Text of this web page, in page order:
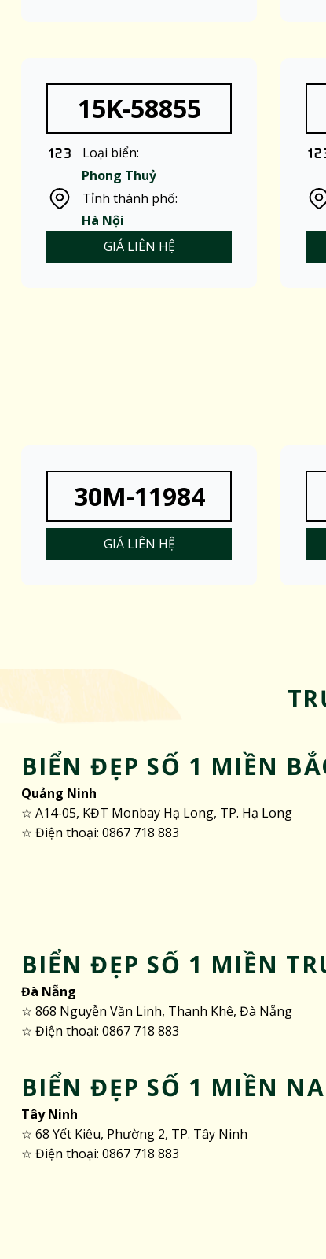
15K-58855
Loại biển:
Phong Thuỷ
Tỉnh thành phố:
Hà Nội
GIÁ LIÊN HỆ
30M-11984
GIÁ LIÊN HỆ
BIỂN ĐẸP SỐ 1 MIỀN
Quảng Ninh
☆ A14-05, KĐT Monbay Hạ Long, TP. Hạ Long
☆ Điện thoại: 0867 718 883
BIỂN ĐẸP SỐ 1 MIỀN
Đà Nẵng
☆ 868 Nguyễn Văn Linh, Thanh Khê, Đà Nẵng
☆ Điện thoại: 0867 718 883
BIỂN ĐẸP SỐ 1 MIỀN
Tây Ninh
☆ 68 Yết Kiêu, Phường 2, TP. Tây Ninh
☆ Điện thoại: 0867 718 883